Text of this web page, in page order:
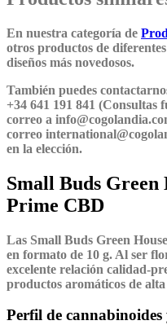
En nuestra categoría de
otros productos de
diseños más novedosos.
También puedes
+34 641 191 841 (Consultas
correo a
correo
en la elección.
Small Buds
Prime CBD
Las Small Buds Green House
en formato de 10 g. Al ser
excelente relación calidad-
productos aromáticos de
Perfil de cannabinoides